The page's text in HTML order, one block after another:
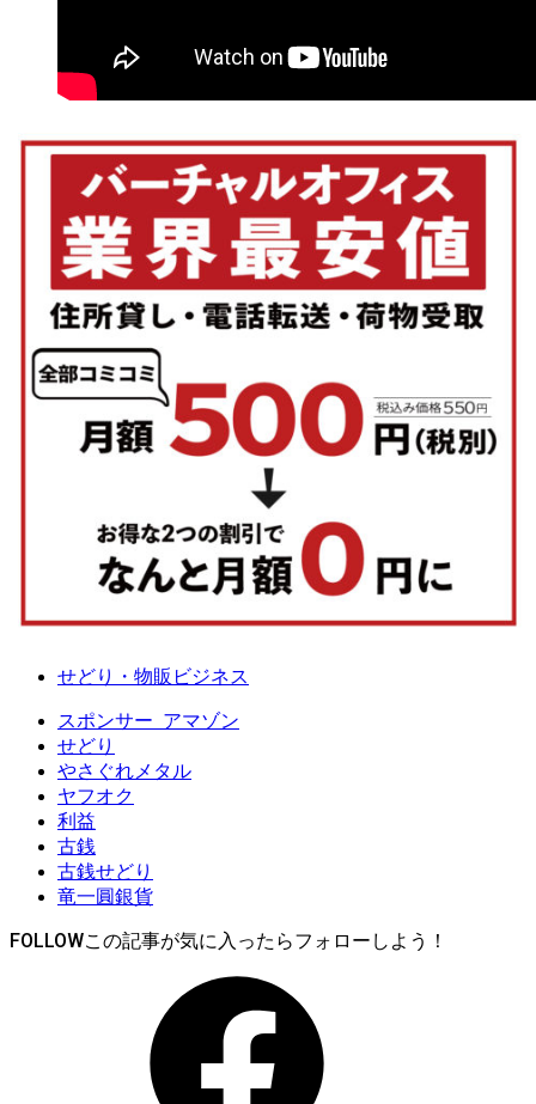
せどり・物販ビジネス
スポンサー_アマゾン
せどり
やさぐれメタル
ヤフオク
利益
古銭
古銭せどり
竜一圓銀貨
FOLLOW